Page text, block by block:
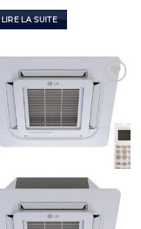
LIRE LA SUITE
Add to
Wishlist